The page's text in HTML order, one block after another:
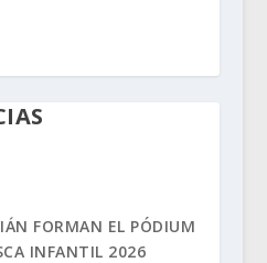
FORMAN EL PÓDIUM
INFANTIL 2026